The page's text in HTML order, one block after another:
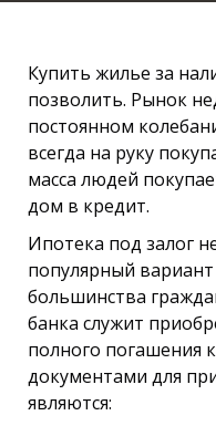
Купить жилье за
позволить. Рынок
постоянном
всегда на руку
масса людей
дом в кредит.
Ипотека под залог
популярный
большинства
банка служит
полного погашения
документами для
являются: